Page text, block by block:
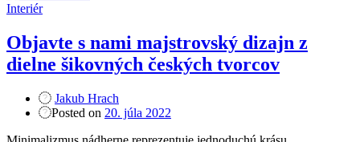
Interiér
Objavte s nami majstrovský dizajn z
dielne šikovných českých tvorcov
Jakub Hrach
Posted on 20. júla 2022